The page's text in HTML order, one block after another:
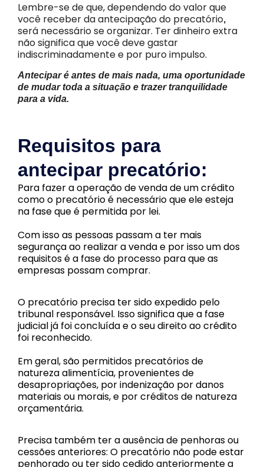
Lembre-se de que, dependendo do valor que
você receber da antecipação do precatório,
será necessário se organizar. Ter dinheiro extra
não significa que você deve gastar
indiscriminadamente e por puro impulso.
Antecipar é antes de mais nada, uma oportunidade
de mudar toda a situação e trazer tranquilidade
para a vida.
Requisitos para
antecipar precatório:
Para fazer a operação de venda de um crédito
como o precatório é necessário que ele esteja
na fase que é permitida por lei.
Com isso as pessoas passam a ter mais
segurança ao realizar a venda e por isso um dos
requisitos é a fase do processo para que as
empresas possam comprar.
O precatório precisa ter sido expedido pelo
tribunal responsável. Isso significa que a fase
judicial já foi concluída e o seu direito ao crédito
foi reconhecido.
Em geral, são permitidos precatórios de
natureza alimentícia, provenientes de
desapropriações, por indenização por danos
materiais ou morais, e por créditos de natureza
orçamentária.
Precisa também ter a ausência de penhoras ou
cessões anteriores: O precatório não pode estar
penhorado ou ter sido cedido anteriormente a